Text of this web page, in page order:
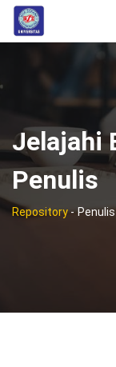
Jelajahi
Penulis
Repository- Penulis